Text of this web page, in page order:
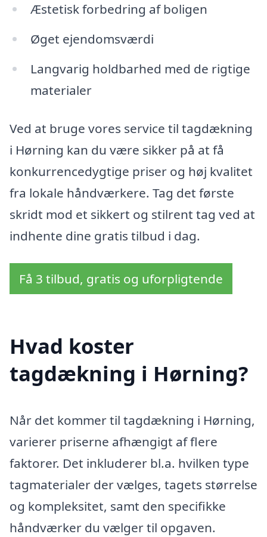
Æstetisk forbedring af boligen
Øget ejendomsværdi
Langvarig holdbarhed med de rigtige
materialer
Ved at bruge vores service til tagdækning
i Hørning kan du være sikker på at få
konkurrencedygtige priser og høj kvalitet
fra lokale håndværkere. Tag det første
skridt mod et sikkert og stilrent tag ved at
indhente dine gratis tilbud i dag.
Få 3 tilbud, gratis og uforpligtende
Hvad koster
tagdækning i Hørning?
Når det kommer til tagdækning i Hørning,
varierer priserne afhængigt af flere
faktorer. Det inkluderer bl.a. hvilken type
tagmaterialer der vælges, tagets størrelse
og kompleksitet, samt den specifikke
håndværker du vælger til opgaven.